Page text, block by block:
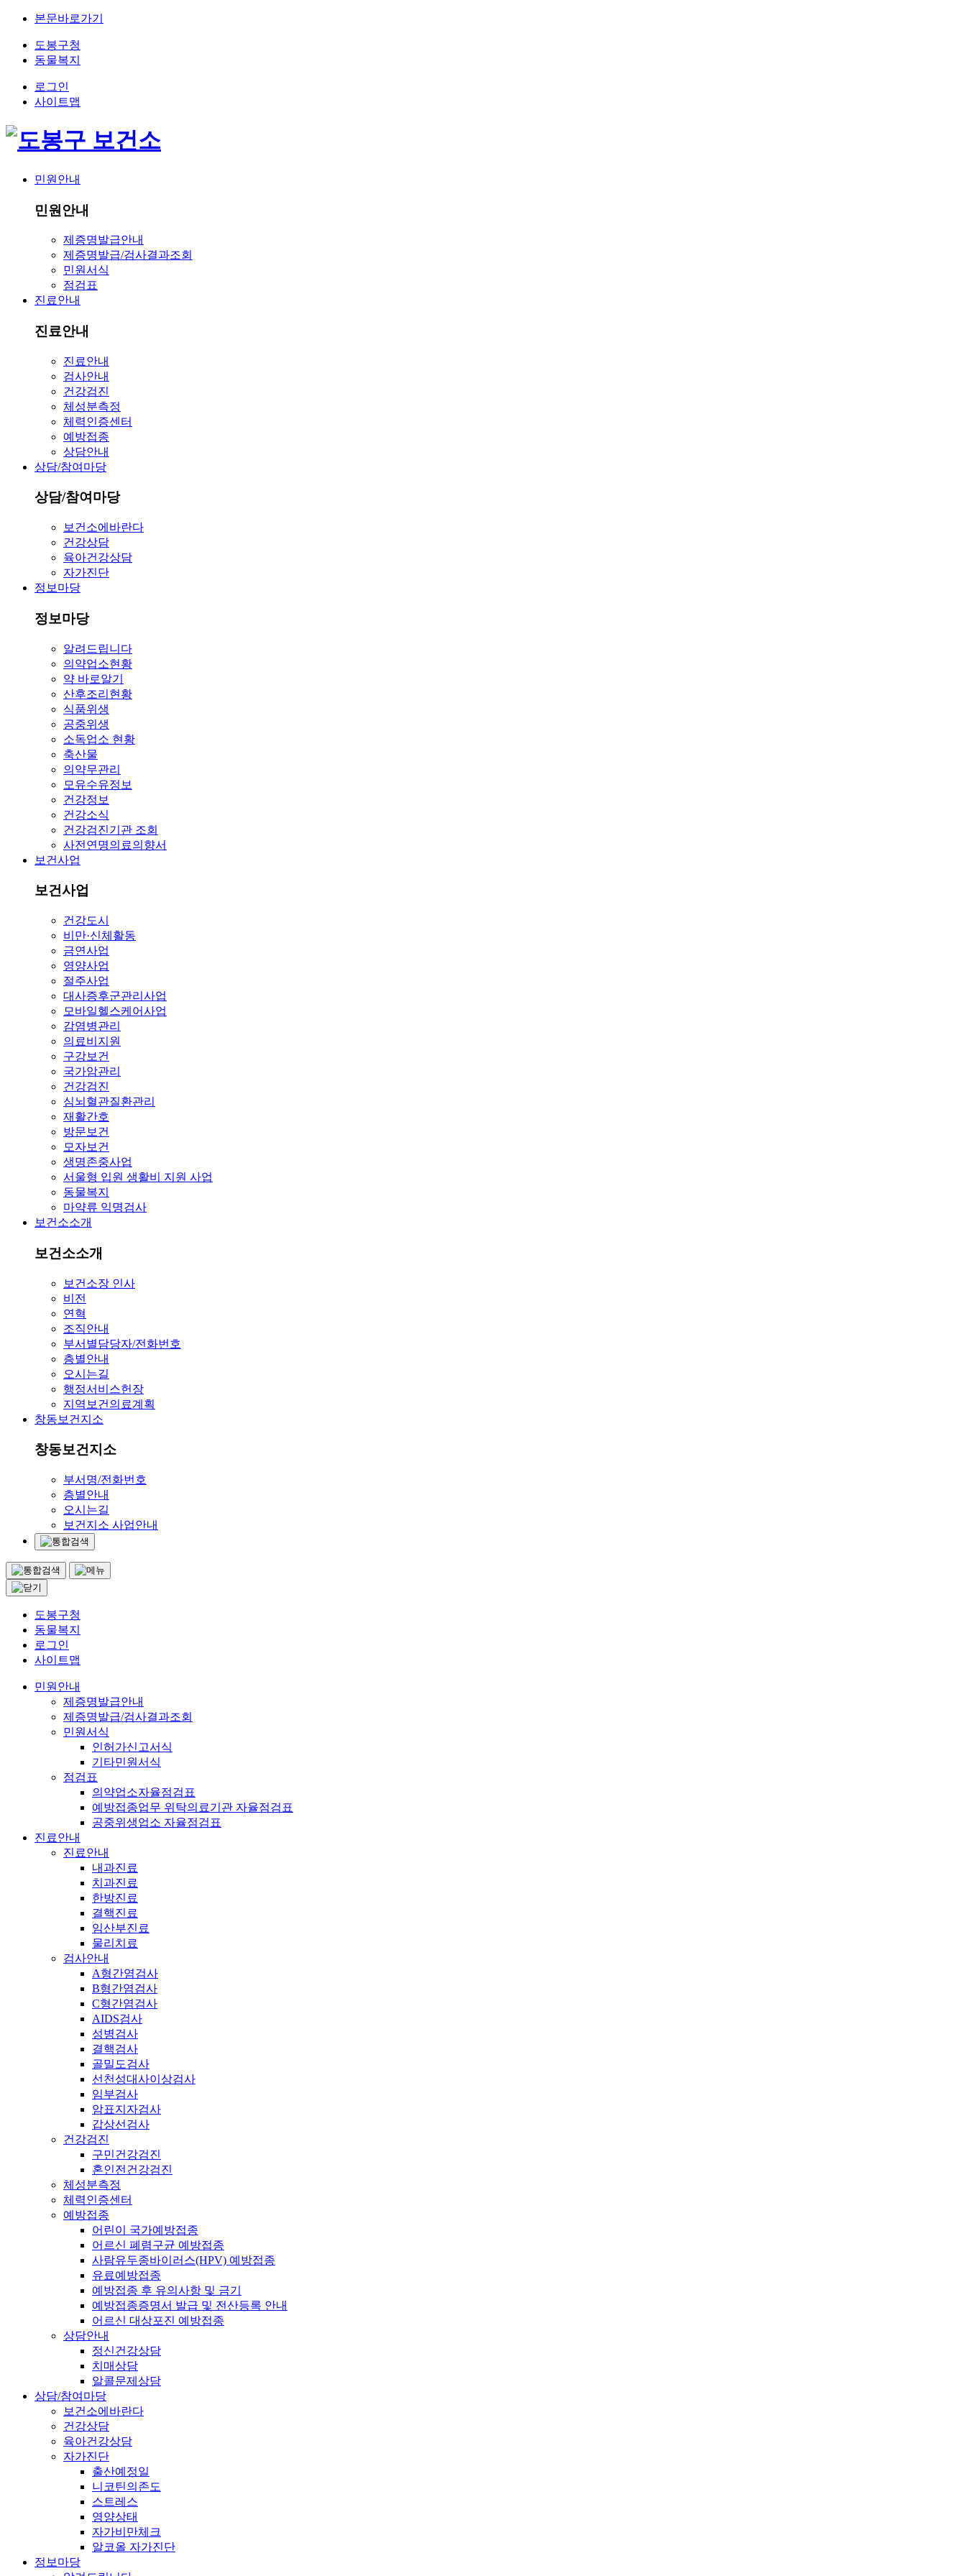
본문바로가기
도봉구청
동물복지
로그인
사이트맵
민원안내
민원안내
제증명발급안내
제증명발급/검사결과조회
민원서식
점검표
진료안내
진료안내
진료안내
검사안내
건강검진
체성분측정
체력인증센터
예방접종
상담안내
상담/참여마당
상담/참여마당
보건소에바란다
건강상담
육아건강상담
자가진단
정보마당
정보마당
알려드립니다
의약업소현황
약 바로알기
산후조리현황
식품위생
공중위생
소독업소 현황
축산물
의약무관리
모유수유정보
건강정보
건강소식
건강검진기관 조회
사전연명의료의향서
보건사업
보건사업
건강도시
비만·신체활동
금연사업
영양사업
절주사업
대사증후군관리사업
모바일헬스케어사업
감염병관리
의료비지원
구강보건
국가암관리
건강검진
심뇌혈관질환관리
재활간호
방문보건
모자보건
생명존중사업
서울형 입원 생활비 지원 사업
동물복지
마약류 익명검사
보건소소개
보건소소개
보건소장 인사
비전
연혁
조직안내
부서별담당자/전화번호
층별안내
오시는길
행정서비스헌장
지역보건의료계획
창동보건지소
창동보건지소
부서명/전화번호
층별안내
오시는길
보건지소 사업안내
도봉구청
동물복지
로그인
사이트맵
민원안내
제증명발급안내
제증명발급/검사결과조회
민원서식
인허가신고서식
기타민원서식
점검표
의약업소자율점검표
예방접종업무 위탁의료기관 자율점검표
공중위생업소 자율점검표
진료안내
진료안내
내과진료
치과진료
한방진료
결핵진료
임산부진료
물리치료
검사안내
A형간염검사
B형간염검사
C형간염검사
AIDS검사
성병검사
결핵검사
골밀도검사
선천성대사이상검사
임부검사
암표지자검사
갑상선검사
건강검진
구민건강검진
혼인전건강검진
체성분측정
체력인증센터
예방접종
어린이 국가예방접종
어르신 폐렴구균 예방접종
사람유두종바이러스(HPV) 예방접종
유료예방접종
예방접종 후 유의사항 및 금기
예방접종증명서 발급 및 전산등록 안내
어르신 대상포진 예방접종
상담안내
정신건강상담
치매상담
알콜문제상담
상담/참여마당
보건소에바란다
건강상담
육아건강상담
자가진단
출산예정일
니코틴의존도
스트레스
영양상태
자가비만체크
알코올 자가진단
정보마당